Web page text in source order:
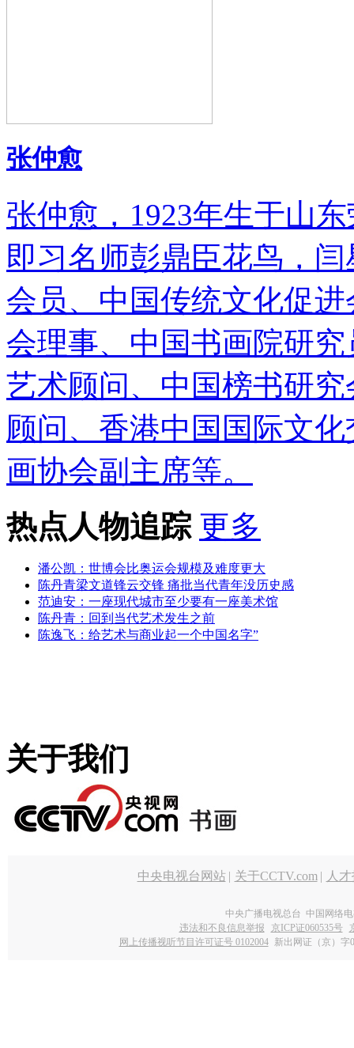
张仲愈
张仲愈，1923年生于山
即习名师彭鼎臣花鸟，
会员、中国传统文化促
会理事、中国书画院研
艺术顾问、中国榜书研
顾问、香港中国国际文
画协会副主席等。
热点人物追踪 更多
潘公凯：世博会比奥运会规模及难度更大
陈丹青梁文道锋云交锋 痛批当代青年没历史感
范迪安：一座现代城市至少要有一座美术馆
陈丹青：回到当代艺术发生之前
陈逸飞：给艺术与商业起一个中国名字”
关于我们
中央电视台网站 | 关于CCTV.com | 人
中央广播电视总台 中国网络
违法和不良信息举报
京ICP证060535号
网上传播视听节目许可证号 0102004 新出网证（京）